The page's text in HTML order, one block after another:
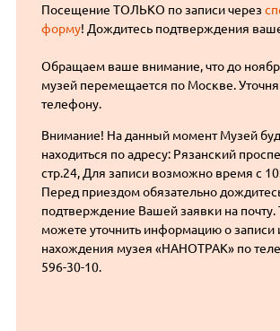
Посещение ТОЛЬКО по записи через
форму! Дождитесь подтверждения
Обращаем ваше внимание, что до
музей перемещается по Москве.
телефону.
Внимание! На данный момент Музей
находиться по адресу: Рязанский
стр.24, Для записи возможно время с
Перед приездом обязательно
подтверждение Вашей заявки на
можете уточнить информацию о записи
нахождения музея «НАНОТРАК» по
596-30-10.